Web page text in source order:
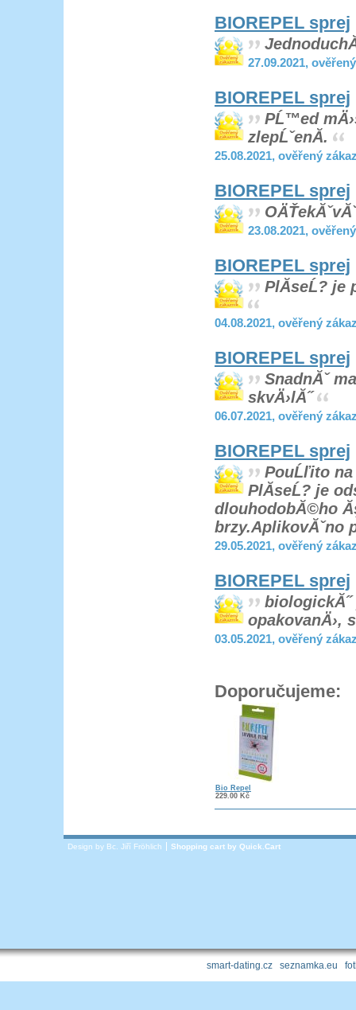
BIOREPEL sprej
27.09.2021,
BIOREPEL sprej
PĹ™ed
zlepĹˇenĂ­.
25.08.2021, ověřený
BIOREPEL sprej
23.08.2021,
BIOREPEL sprej
PlĂ­seĹ? je
04.08.2021, ověřený
BIOREPEL sprej
SnadnĂˇ
skvÄ›lĂ˝
06.07.2021, ověřený
BIOREPEL sprej
PouĹľito na
PlĂ­seĹ? je
dlouhodobĂ©ho
brzy.AplikovĂˇno
29.05.2021, ověřený
BIOREPEL sprej
opakovanÄ›,
03.05.2021, ověřený
Doporučujeme:
Bio Repel
229.00 Kč
Design by Bc. Jiří Fröhlich Shopping cart by Quick.Cart
smart-dating.cz seznamka.eu